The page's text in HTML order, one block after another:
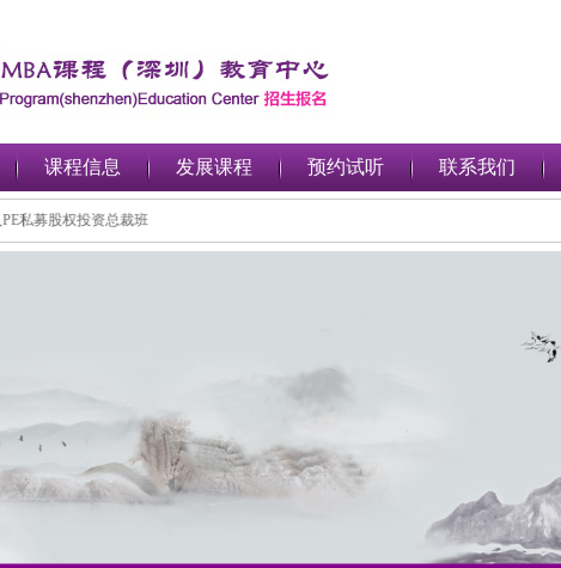
课程信息 发展课程 预约试听 联系我们
入PE私募股权投资总裁班